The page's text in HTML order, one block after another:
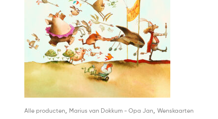
Alle producten, Marius van Dokkum - Opa Jan, Wenskaarten